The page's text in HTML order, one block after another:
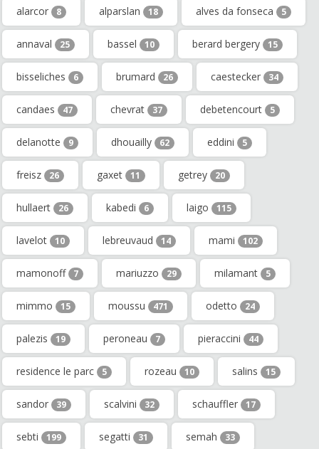
alarcor 8 alparslan 18 alves da fonseca 5
annaval 25 bassel 10 berard bergery 15
bisseliches 6 brumard 26 caestecker 34
candaes 47 chevrat 37 debetencourt 5
delanotte 9 dhouailly 62 eddini 5
freisz 26 gaxet 11 getrey 20
hullaert 26 kabedi 6 laigo 115
lavelot 10 lebreuvaud 14 mami 102
mamonoff 7 mariuzzo 29 milamant 5
mimmo 15 moussu 471 odetto 24
palezis 19 peroneau 7 pieraccini 44
residence le parc 5 rozeau 10 salins 15
sandor 39 scalvini 32 schauffler 17
sebti 199 segatti 31 semah 33